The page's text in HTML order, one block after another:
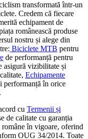
transformată într-un
Credem că fiecare
echipament de
românească produse
nostru și alege din
Biciclete MTB pentru
de performanță pentru
asigură vizibilitate și
Echipamente
performanță în orice
cu Termenii și
de calitate cu garanția
în vigoare, oferind
OUG 34/2014. Toate